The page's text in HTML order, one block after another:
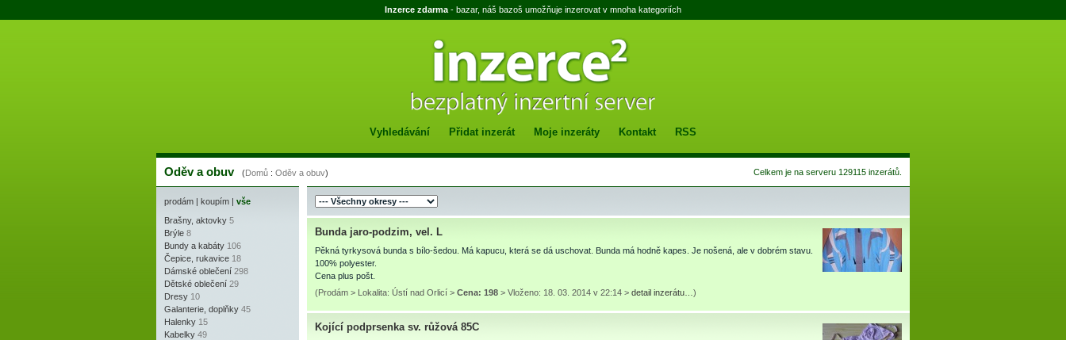
Inzerce zdarma - bazar, náš bazoš umožňuje inzerovat v mnoha kategoriích
Vyhledávání Přidat inzerát Moje inzeráty Kontakt RSS
Celkem je na serveru 129115 inzerátů.
Oděv a obuv (Domů : Oděv a obuv)
prodám | koupím | vše
Brašny, aktovky 5
Brýle 8
Bundy a kabáty 106
Čepice, rukavice 18
Dámské oblečení 298
Dětské oblečení 29
Dresy 10
Galanterie, doplňky 45
Halenky 15
Kabelky 49
Bunda jaro-podzim, vel. L
Pěkná tyrkysová bunda s bílo-šedou. Má kapucu, která se dá uschovat. Bunda má hodně kapes. Je nošená, ale v dobrém stavu.
100% polyester.
Cena plus pošt.
(Prodám > Lokalita: Ústí nad Orlicí > Cena: 198 > Vloženo: 18. 03. 2014 v 22:14 > detail inzerátu… )
Kojící podprsenka sv. růžová 85C